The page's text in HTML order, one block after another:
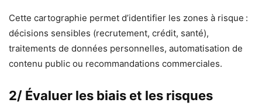
Cette cartographie permet d’identifier les zones à risque :
décisions sensibles (recrutement, crédit, santé),
traitements de données personnelles, automatisation de
contenu public ou recommandations commerciales.
2/ Évaluer les biais et les risques